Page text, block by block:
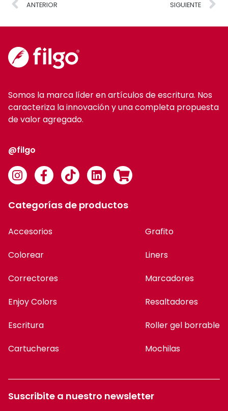
ANTERIOR SIGUIENTE
Somos la marca líder en artículos de escritura. Nos
caracteriza la innovación y una completa propuesta
de valor agregado.
@filgo
Categorías de productos
Accesorios
Colorear
Correctores
Enjoy Colors
Escritura
Cartucheras
Grafito
Liners
Marcadores
Resaltadores
Roller gel borrable
Mochilas
Suscribite a nuestro newsletter